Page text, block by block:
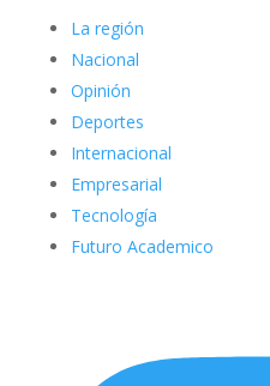
La región
Nacional
Opinión
Deportes
Internacional
Empresarial
Tecnología
Futuro Academico